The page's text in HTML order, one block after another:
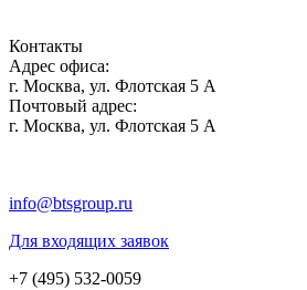
Контакты
Адрес офиса:
г. Москва, ул. Флотская 5 А
Почтовый адрес:
г. Москва, ул. Флотская 5 А
info@btsgroup.ru
Для входящих заявок
+7 (495) 532-0059